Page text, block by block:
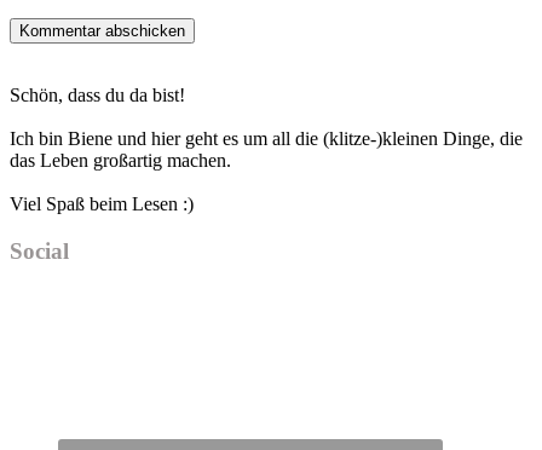
Sidebar
Schön, dass du da bist!
Ich bin Biene und hier geht es um all die (klitze-)kleinen Dinge, die
das Leben großartig machen.
Viel Spaß beim Lesen :)
Social